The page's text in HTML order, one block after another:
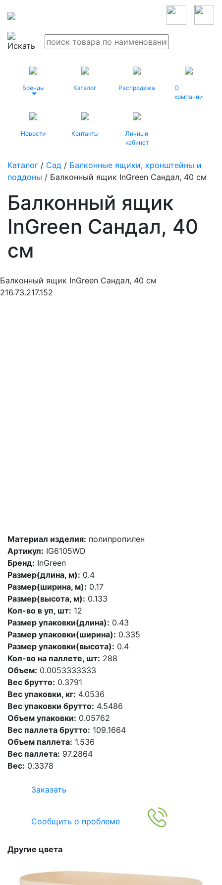
Бренды Каталог Распродажа
О
компании
Новости Контакты
Личный
кабинет
Каталог / Сад / Балконные ящики, кронштейны и
поддоны / Балконный ящик InGreen Сандал, 40 см
Балконный ящик
InGreen Сандал, 40
см
Балконный ящик InGreen Сандал, 40 см
216.73.217.152
Материал изделия: полипропилен
Артикул: IG6105WD
Бренд: InGreen
Размер(длина, м): 0.4
Размер(ширина, м): 0.17
Размер(высота, м): 0.133
Кол-во в уп, шт: 12
Размер упаковки(длина): 0.43
Размер упаковки(ширина): 0.335
Размер упаковки(высота): 0.4
Кол-во на паллете, шт: 288
Объем: 0.0053333333
Вес брутто: 0.3791
Вес упаковки, кг: 4.0536
Вес упаковки брутто: 4.5486
Объем упаковки: 0.05762
Вес паллета брутто: 109.1664
Объем паллета: 1.536
Вес паллета: 97.2864
Вес: 0.3378
Заказать
Сообщить о проблеме
Другие цвета